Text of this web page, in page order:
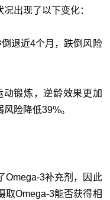
出现了以下变化：
退近4个月，跌倒风险
动锻炼，逆龄效果更加
险降低39%。
Omega-3补充剂，因此
取Omega-3能否获得相